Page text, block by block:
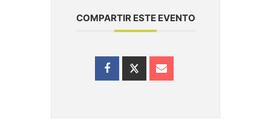
COMPARTIR ESTE EVENTO